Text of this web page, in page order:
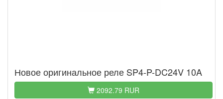
Новое оригинальное реле SP4-P-DC24V 10A
2092.79 RUR